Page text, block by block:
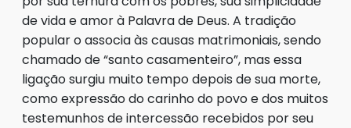
de vida e amor à Palavra de Deus. A tradição
popular o associa às causas matrimoniais, sendo
chamado de “santo casamenteiro”, mas essa
ligação surgiu muito tempo depois de sua morte,
como expressão do carinho do povo e dos muitos
testemunhos de intercessão recebidos por seu